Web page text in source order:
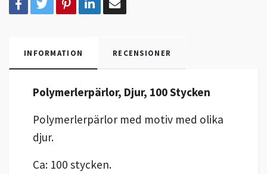
INFORMATION RECENSIONER
Polymerlerpärlor, Djur, 100 Stycken
Polymerlerpärlor med motiv med olika
djur.
Ca: 100 stycken.